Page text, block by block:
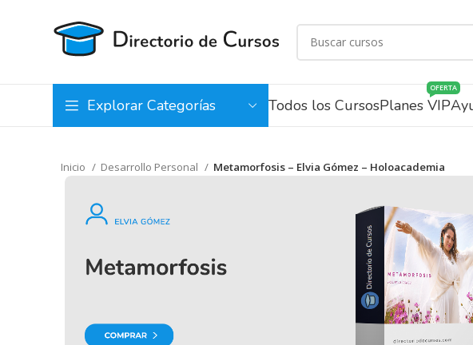
Explorar Categorías Todos los CursosPlanes VIP
OFERTA
Inicio Desarrollo Personal Metamorfosis – Elvia Gómez – Holoacademia